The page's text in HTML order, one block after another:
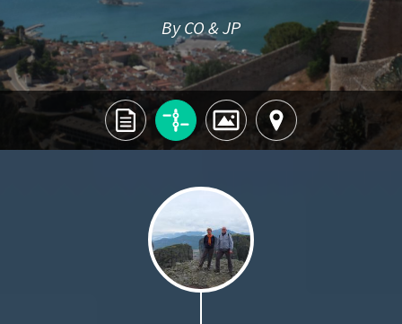
By CO & JP